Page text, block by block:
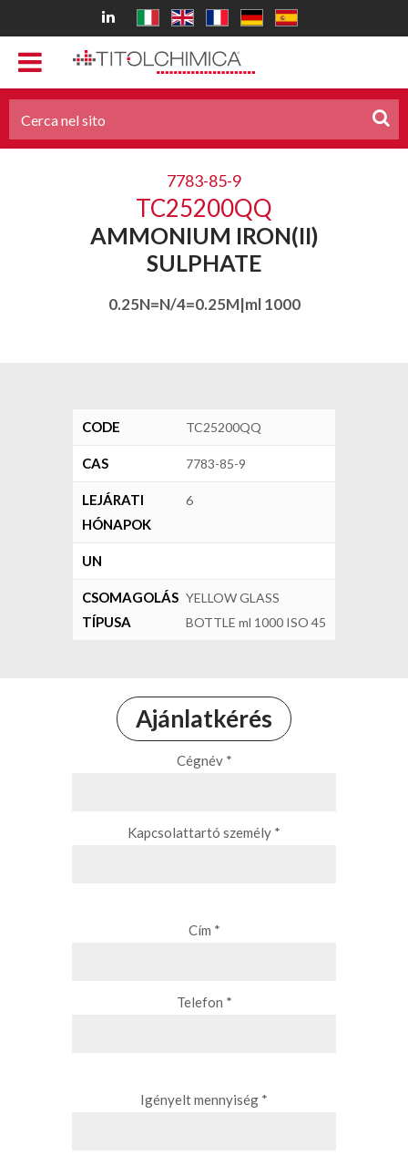
7783-85-9
TC25200QQ
AMMONIUM IRON(II)
SULPHATE
0.25N=N/4=0.25M|ml 1000
CODE TC25200QQ
CAS 7783-85-9
LEJÁRATI
HÓNAPOK
6
UN
CSOMAGOLÁS
TÍPUSA
YELLOW GLASS
BOTTLE ml 1000 ISO 45
Ajánlatkérés
Cégnév *
Kapcsolattartó személy *
Cím *
Telefon *
Igényelt mennyiség *